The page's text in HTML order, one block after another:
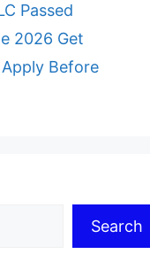
Passed
2026 Get
Before
Search